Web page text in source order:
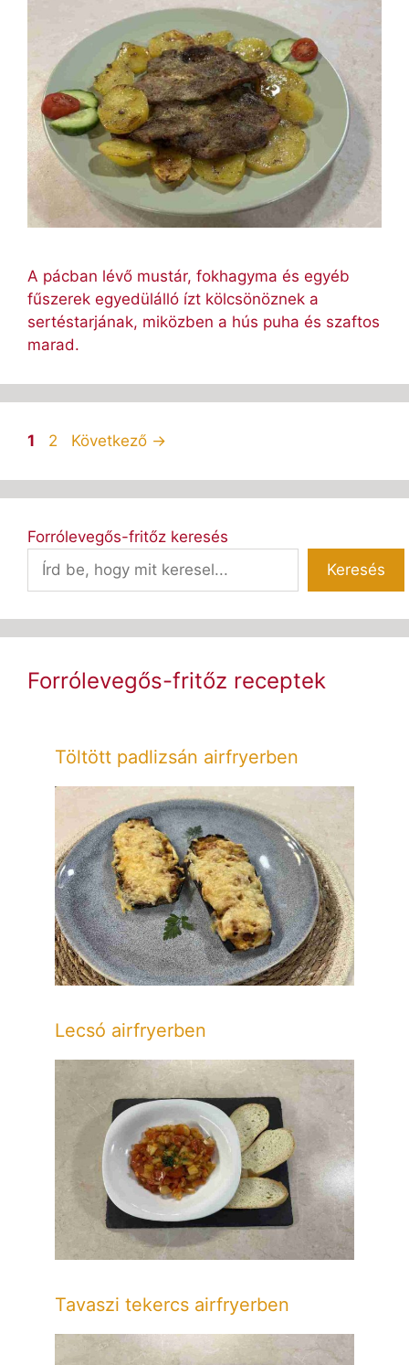
A pácban lévő mustár, fokhagyma és egyéb
fűszerek egyedülálló ízt kölcsönöznek a
sertéstarjának, miközben a hús puha és szaftos
marad.
Oldal
1 Oldal
2 Következő →
Forrólevegős-fritőz keresés
Keresés
Forrólevegős-fritőz receptek
Töltött padlizsán airfryerben
Lecsó airfryerben
Tavaszi tekercs airfryerben